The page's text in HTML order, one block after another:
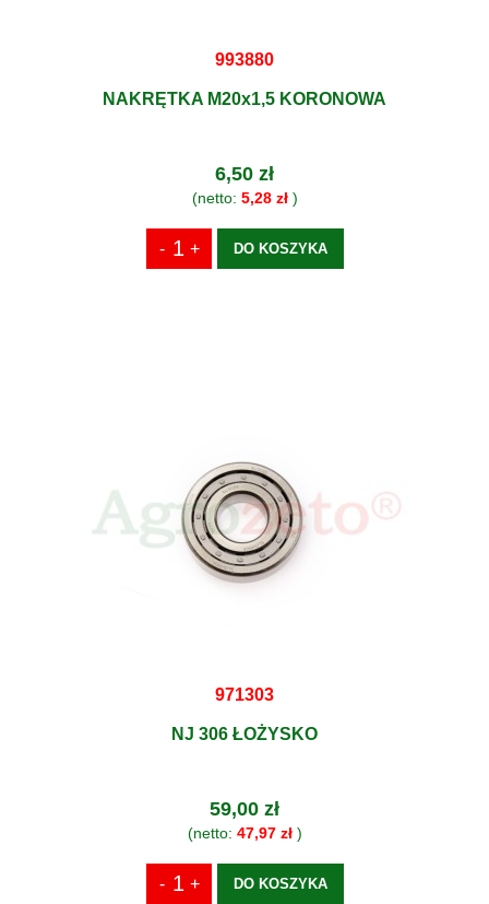
993880
NAKRĘTKA M20x1,5 KORONOWA
6,50 zł
(netto: 5,28 zł)
DO KOSZYKA
971303
NJ 306 ŁOŻYSKO
59,00 zł
(netto: 47,97 zł)
DO KOSZYKA